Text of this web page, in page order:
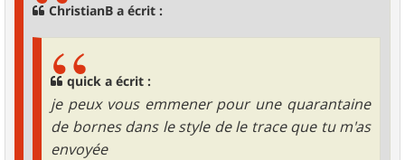
ChristianB a écrit :
quick a écrit :
je peux vous emmener pour une quarantaine
de bornes dans le style de le trace que tu m'as
envoyée